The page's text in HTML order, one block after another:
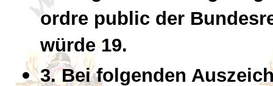
ordre public der
würde 19.
3. Bei folgenden